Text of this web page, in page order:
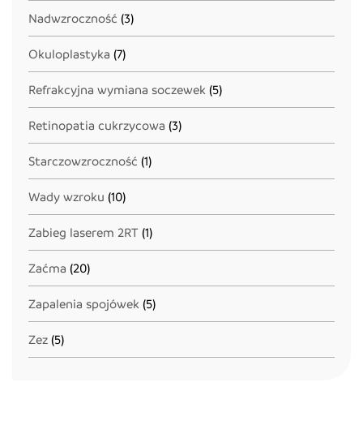
Nadwzroczność (3)
Okuloplastyka (7)
Refrakcyjna wymiana soczewek (5)
Retinopatia cukrzycowa (3)
Starczowzroczność (1)
Wady wzroku (10)
Zabieg laserem 2RT (1)
Zaćma (20)
Zapalenia spojówek (5)
Zez (5)